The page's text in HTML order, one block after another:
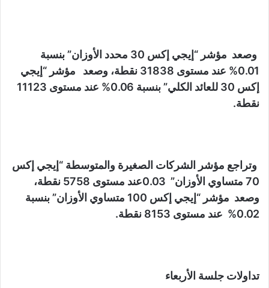
وصعد مؤشر “إيجي إكس 30 محدد الأوزان” بنسبة
0.01% عند مستوى 31838 نقطة، وصعد مؤشر “إيجي
إكس 30 للعائد الكلي” بنسبة 0.06% عند مستوى 11123
نقطة.
وتراجع مؤشر الشركات الصغيرة والمتوسطة “إيجي إكس
70 متساوي الأوزان” 0.03عند مستوى 5758 نقطة،
وصعد مؤشر “إيجي إكس 100 متساوي الأوزان” بنسبة
0.02% عند مستوى 8153 نقطة.
تداولات جلسة الأربعاء